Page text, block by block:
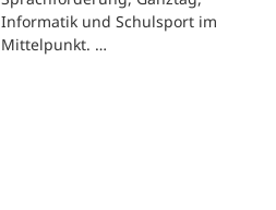
Informatik und Schulsport im
Mittelpunkt. …